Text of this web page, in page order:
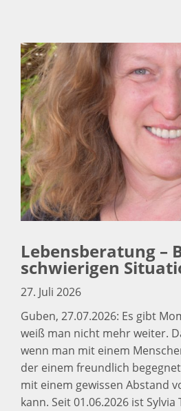
Lebensberatung –
schwierigen
27. Juli 2026
Guben, 27.07.2026: Es gibt
weiß man nicht mehr weiter.
wenn man mit einem
der einem freundlich
mit einem gewissen Abstand
kann. Seit 01.06.2026 ist